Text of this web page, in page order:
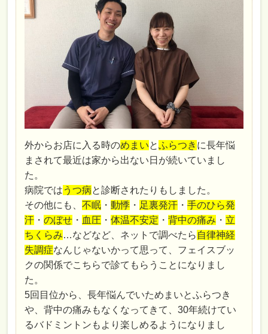
外からお店に入る時のめまいとふらつき に長年悩
まされて最近は家から出ない日が続いていまし
た。
病院では うつ病と診断されたりもしました。
その他にも、不眠 ・動悸 ・ 足裏発汗 ・手のひら発
汗 ・のぼせ ・ 血圧 ・体温不安定 ・背中の痛み ・ 立
ちくらみ…などなど、ネットで調べたら 自律神経
失調症なんじゃないかって思って、フェイスブッ
クの関係でこちらで診てもらうことになりまし
た。
5回目位から、長年悩んでいためまいとふらつき
や、背中の痛みもなくなってきて、30年続けてい
るバドミントンもより楽しめるようになりまし